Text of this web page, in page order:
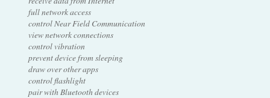
full network access
control Near Field Communication
view network connections
control vibration
prevent device from sleeping
draw over other apps
control flashlight
pair with Bluetooth devices